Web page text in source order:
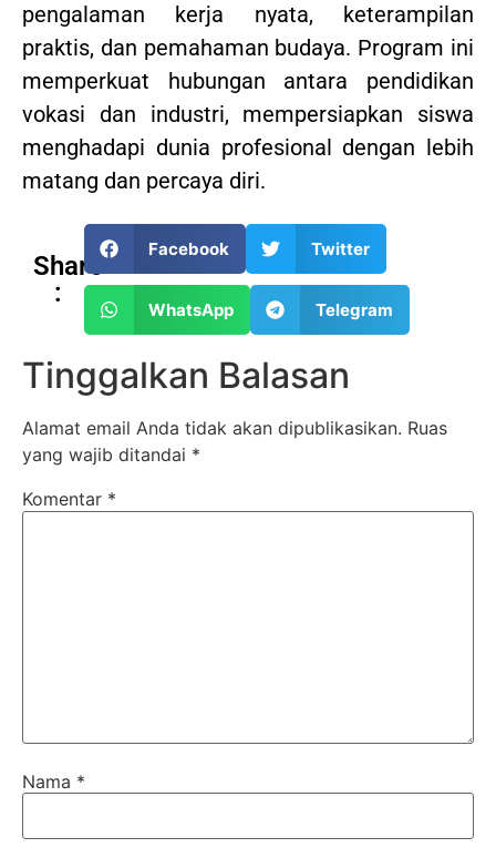
pengalaman kerja nyata, keterampilan
praktis, dan pemahaman budaya. Program ini
memperkuat hubungan antara pendidikan
vokasi dan industri, mempersiapkan siswa
menghadapi dunia profesional dengan lebih
matang dan percaya diri.
Share
:
Facebook Twitter
WhatsApp Telegram
Tinggalkan Balasan
Alamat email Anda tidak akan dipublikasikan. Ruas
yang wajib ditandai *
Komentar *
Nama *